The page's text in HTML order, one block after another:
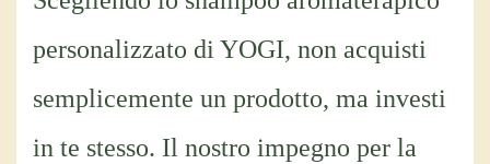
personalizzato di YOGI, non acquisti
semplicemente un prodotto, ma investi
in te stesso. Il nostro impegno per la